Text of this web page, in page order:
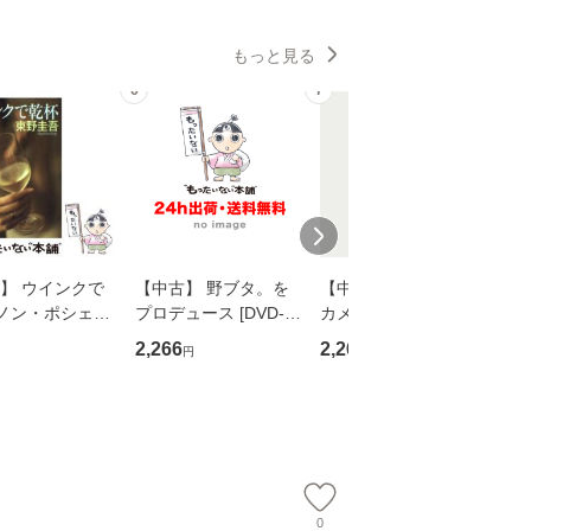
もっと見る
】 ウインクで
ン・ポシェッ
圭吾 / 祥伝
]【メール便送
6
【中古】 野ブタ。を
プロデュース [DVD-B
OX] / バップ [DVD]
【メール便送料無料】
2,266円
7
【中古】 明日なき森
カメムシ先生が熊野で
語る / 熊野の森ネット
ワークいちいがしの
2,266
0